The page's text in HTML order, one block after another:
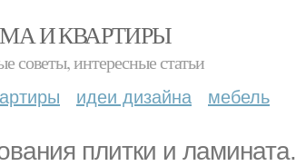
И КВАРТИРЫ
советы, интересные статьи
идеи дизайна мебель
плитки и ламината.